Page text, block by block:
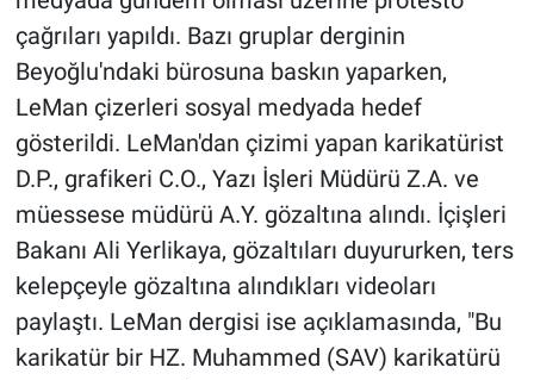
çağrıları yapıldı. Bazı gruplar derginin
Beyoğlu'ndaki bürosuna baskın yaparken,
LeMan çizerleri sosyal medyada hedef
gösterildi. LeMan'dan çizimi yapan karikatürist
D.P., grafikeri C.O., Yazı İşleri Müdürü Z.A. ve
müessese müdürü A.Y. gözaltına alındı. İçişleri
Bakanı Ali Yerlikaya, gözaltıları duyururken, ters
kelepçeyle gözaltına alındıkları videoları
paylaştı. LeMan dergisi ise açıklamasında, "Bu
karikatür bir HZ. Muhammed (SAV) karikatürü